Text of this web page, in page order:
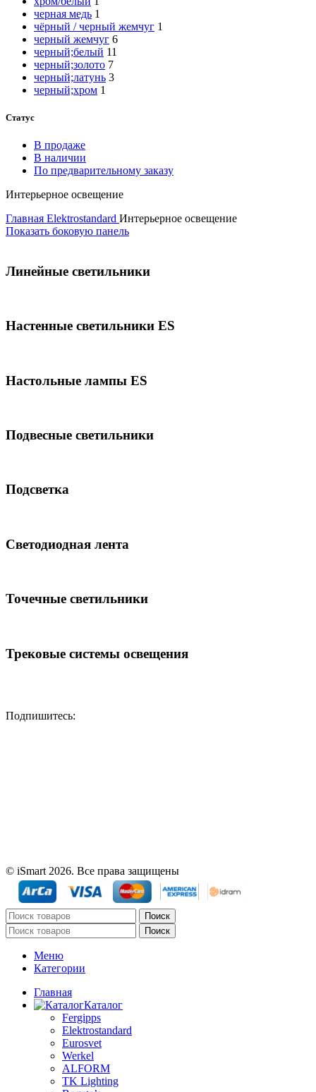
черная медь 1
чёрный / черный жемчуг 1
черный жемчуг 6
черный;белый 11
черный;золото 7
черный;латунь 3
черный;хром 1
Статус
В продаже
В наличии
По предварительному заказу
Интерьерное освещение
Главная Elektrostandard Интерьерное освещение
Показать боковую панель
Линейные светильники
Настенные светильники ES
Настольные лампы ES
Подвесные светильники
Подсветка
Светодиодная лента
Точечные светильники
Трековые системы освещения
Подпишитесь:
© iSmart 2026. Все права защищены
Поиск
Поиск
Меню
Категории
Главная
Каталог
Fergipps
Elektrostandard
Eurosvet
Werkel
ALFORM
TK Lighting